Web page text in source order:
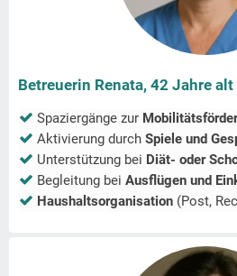
Betreuerin Renata, 42 Jahre alt
Spaziergänge zur
Aktivierung durch Spiele und
Unterstützung bei Diät- oder
Begleitung bei Ausflügen und
Haushaltsorganisation (Post,